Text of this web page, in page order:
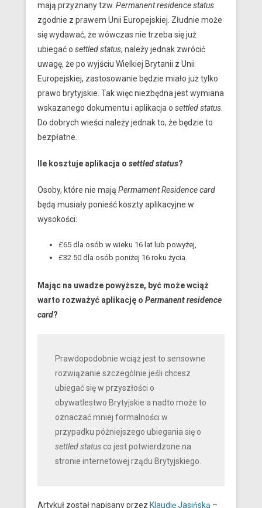
mają przyznany tzw. Permanent residence status
zgodnie z prawem Unii Europejskiej. Złudnie może
się wydawać, że wówczas nie trzeba się już
ubiegać o settled status, należy jednak zwrócić
uwagę, że po wyjściu Wielkiej Brytanii z Unii
Europejskiej, zastosowanie będzie miało już tylko
prawo brytyjskie. Tak więc niezbędna jest wymiana
wskazanego dokumentu i aplikacja o settled status
Do dobrych wieści należy jednak to, że będzie to
bezpłatne.
Ile kosztuje aplikacja o settled status?
Osoby, które nie mają Permament Residence card
będą musiały ponieść koszty aplikacyjne w
wysokości:
£65 dla osób w wieku 16 lat lub powyżej,
£32.50 dla osób poniżej 16 roku życia.
Mając na uwadze powyższe, być może wciąż
warto rozważyć aplikację o Permanent residence
card?
Prawdopodobnie wciąż jest to sensowne
rozwiązanie szczególnie jeśli chcesz
ubiegać się w przyszłości o
obywatlestwo Brytyjskie a nadto może to
oznaczać mniej formalności w
przypadku późniejszego ubiegania się o
settled statusco jest potwierdzone na
stronie internetowej rządu Brytyjskiego.
Artykuł został napisany przez Klaudię Jasińską –